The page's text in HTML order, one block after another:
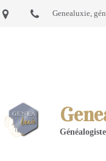
Genealuxie,
Généalogiste